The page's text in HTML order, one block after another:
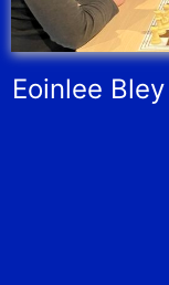
Eoinlee